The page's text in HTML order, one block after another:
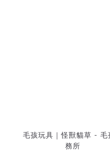
毛孩玩具｜怪獸貓草 - 毛
務所